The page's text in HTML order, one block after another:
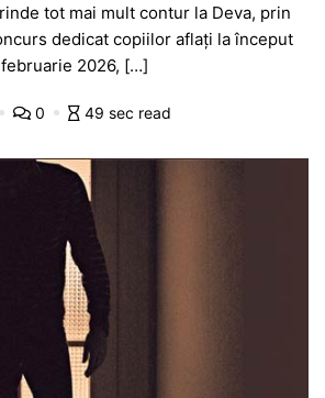
itt
er
e
gr
a
m
s
s
a
g
e
ta
a
z
ă
tot mai mult contur la Deva, prin
dedicat copiilor aflați la început
2026, […]
0 49 sec read